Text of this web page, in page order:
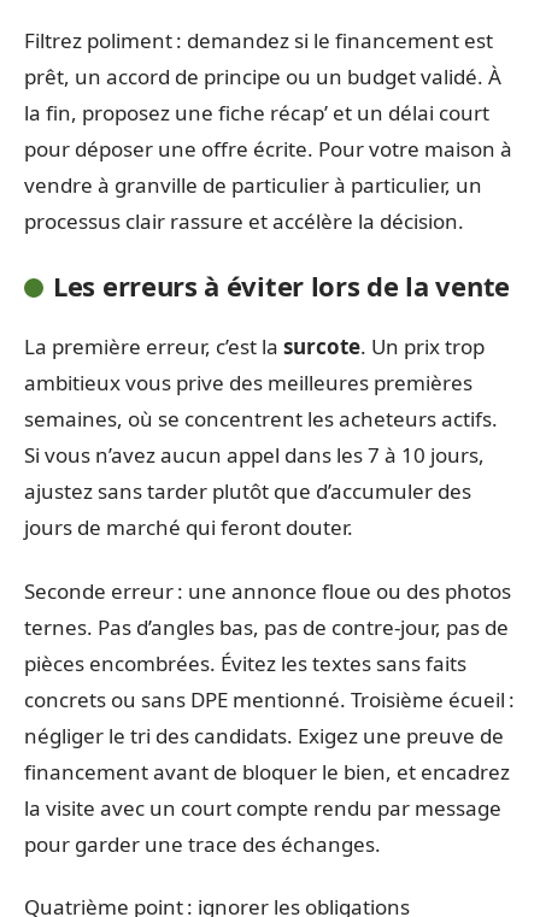
Filtrez poliment : demandez si le financement est
prêt, un accord de principe ou un budget validé. À
la fin, proposez une fiche récap’ et un délai court
pour déposer une offre écrite. Pour votre maison à
vendre à granville de particulier à particulier, un
processus clair rassure et accélère la décision.
Les erreurs à éviter lors de la vente
La première erreur, c’est la surcote. Un prix trop
ambitieux vous prive des meilleures premières
semaines, où se concentrent les acheteurs actifs.
Si vous n’avez aucun appel dans les 7 à 10 jours,
ajustez sans tarder plutôt que d’accumuler des
jours de marché qui feront douter.
Seconde erreur : une annonce floue ou des photos
ternes. Pas d’angles bas, pas de contre-jour, pas de
pièces encombrées. Évitez les textes sans faits
concrets ou sans DPE mentionné. Troisième écueil :
négliger le tri des candidats. Exigez une preuve de
financement avant de bloquer le bien, et encadrez
la visite avec un court compte rendu par message
pour garder une trace des échanges.
Quatrième point : ignorer les obligations